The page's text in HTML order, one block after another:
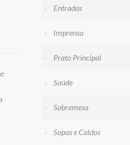
Entradas
Imprensa
Prato Principal
Saúde
Sobremesa
Sopas e Caldos